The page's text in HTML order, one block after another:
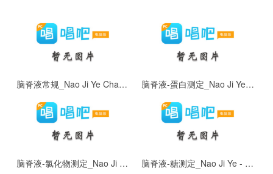
脑脊液常规_Nao Ji Ye Chang Gui 脑脊液-蛋白测定_Nao Ji Ye - Dan Bai
脑脊液-氯化物测定_Nao Ji Ye - Lu: Hua Wu 脑脊液-糖测定_Nao Ji Ye - Tang